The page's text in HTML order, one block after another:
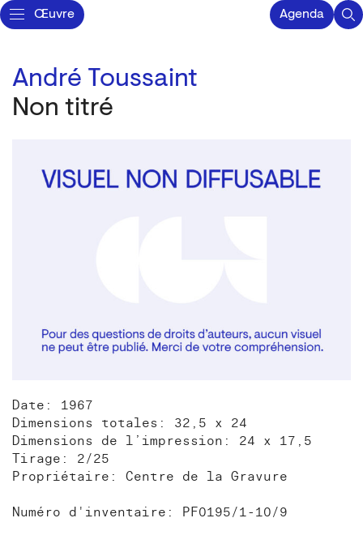
Œuvre Agenda
André Toussaint
Non titré
Date: 1967
Dimensions totales: 32,5 x 24
Dimensions de l’impression: 24 x 17,5
Tirage: 2/25
Propriétaire: Centre de la Gravure
Numéro d'inventaire: PF0195/1-10/9